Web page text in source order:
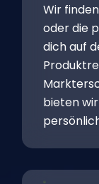
Wir
oder die
dich auf
bieten